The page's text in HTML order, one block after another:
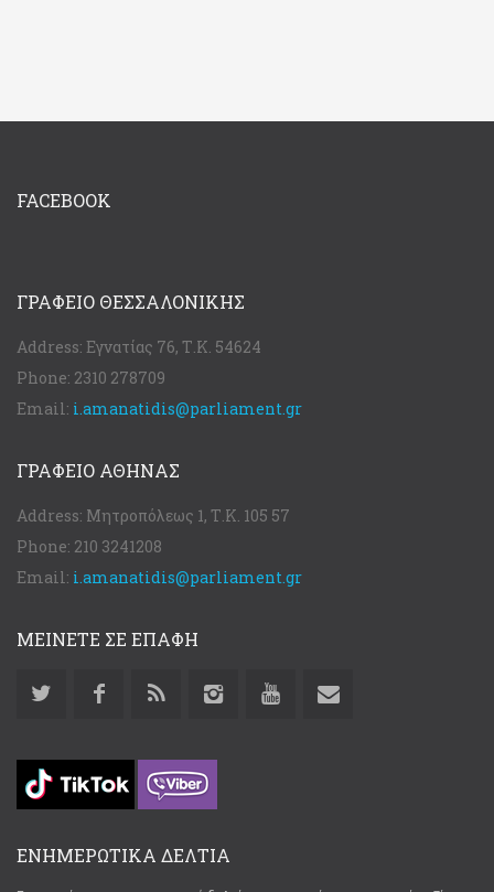
FACEBOOK
ΓΡΑΦΕΊΟ ΘΕΣΣΑΛΟΝΊΚΗΣ
Address: Εγνατίας 76, Τ.Κ. 54624
Phone: 2310 278709
Email: i.amanatidis@parliament.gr
ΓΡΑΦΕΊΟ ΑΘΉΝΑΣ
Address: Μητροπόλεως 1, Τ.Κ. 105 57
Phone: 210 3241208
Email: i.amanatidis@parliament.gr
ΜΕΙΝΕΤΕ ΣΕ ΕΠΑΦΗ
ΕΝΗΜΕΡΩΤΙΚΑ ΔΕΛΤΙΑ